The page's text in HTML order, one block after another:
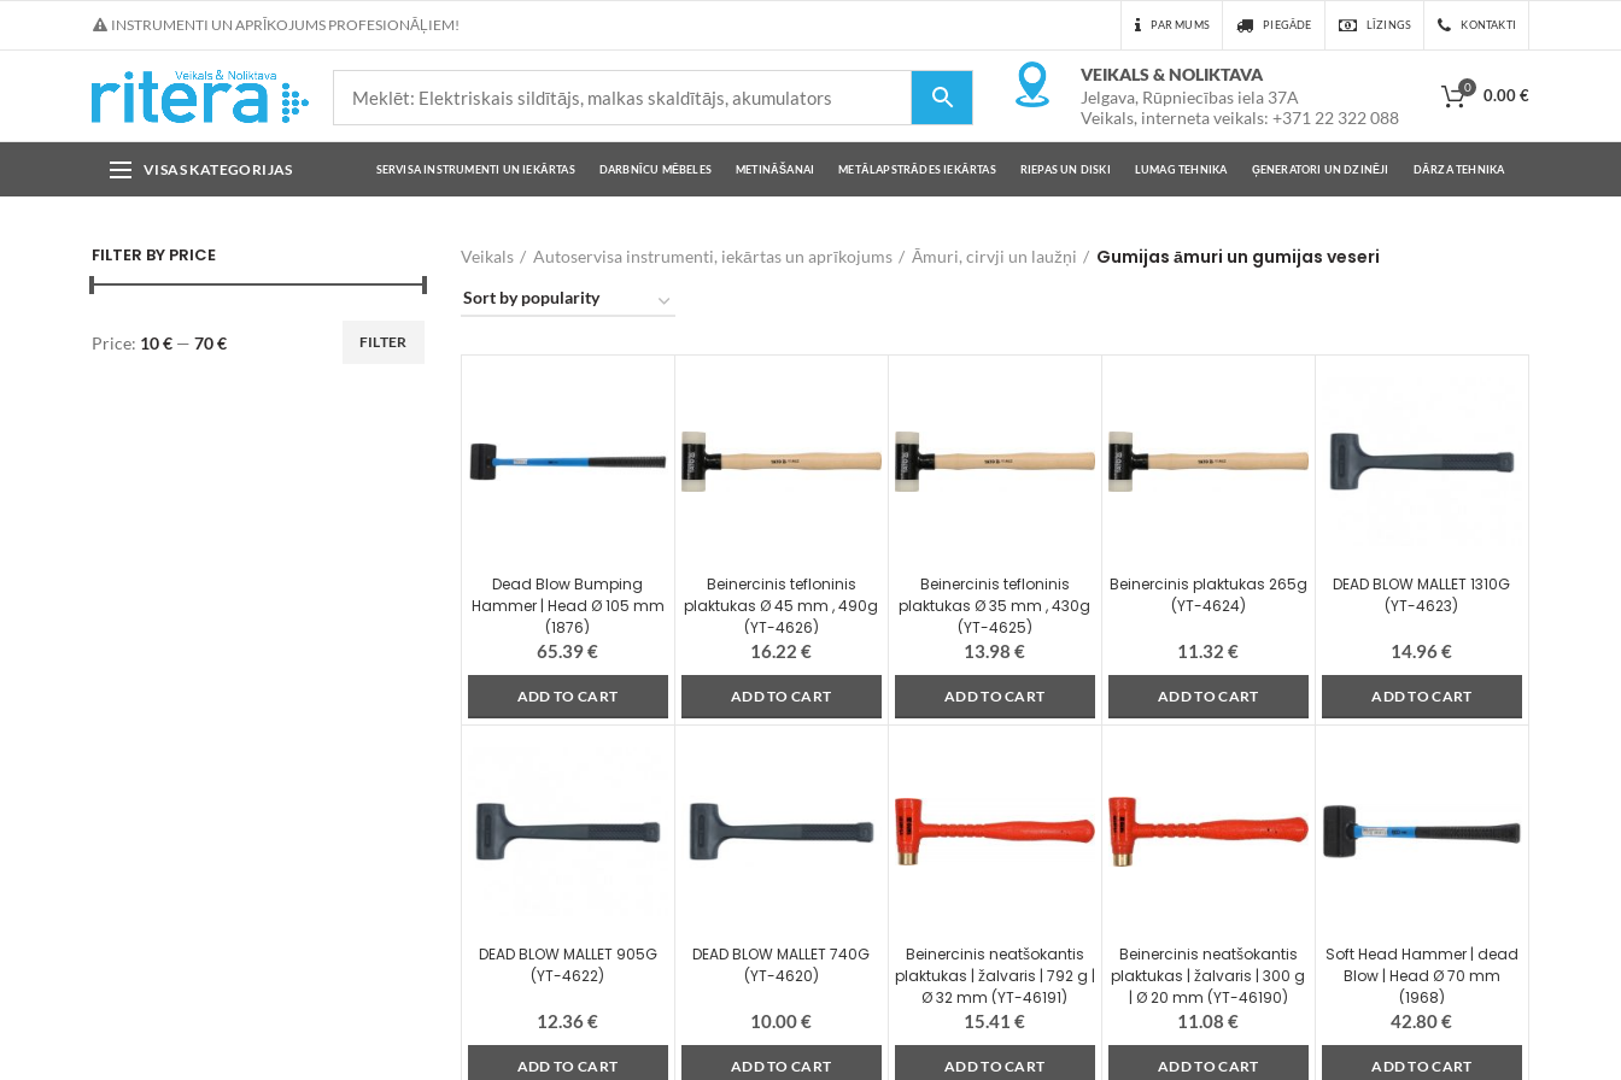
INSTRUMENTI UN APRĪKOJUMS PROFESIONĀĻIEM! PAR MUMS PIEGĀDE LĪZINGS KONTAKTI
VEIKALS & NOLIKTAVA
Jelgava, Rūpniecības iela 37A
Veikals, interneta veikals: +371 22 322 088
0 0.00€
VISAS KATEGORIJAS SERVISA INSTRUMENTI UN IEKĀRTAS DARBNĪCU MĒBELES METINĀŠANAI METĀLAPSTRĀDES IEKĀRTAS RIEPAS UN DISKI LUMAG TEHNIKA ĢENERATORI UN DZINĒJI DĀRZA TEHNIKA
Veikals Autoservisa instrumenti, iekārtas un aprīkojums Āmuri, cirvji un laužņi Gumijas āmuri un gumijas veseri
Dead Blow Bumping
Hammer | Head Ø 105 mm
(1876)
65.39€
ADD TO CART
Beinercinis tefloninis
plaktukas Ø 45 mm , 490g
(YT-4626)
16.22€
ADD TO CART
Beinercinis tefloninis
plaktukas Ø 35 mm , 430g
(YT-4625)
13.98€
ADD TO CART
Beinercinis plaktukas 265g
(YT-4624)
11.32€
ADD TO CART
DEAD BLOW MALLET 1310G
(YT-4623)
14.96€
ADD TO CART
DEAD BLOW MALLET 905G
(YT-4622)
12.36€
ADD TO CART
DEAD BLOW MALLET 740G
(YT-4620)
10.00€
ADD TO CART
Beinercinis neatšokantis
plaktukas | žalvaris | 792 g |
Ø 32 mm (YT-46191)
15.41€
ADD TO CART
Beinercinis neatšokantis
plaktukas | žalvaris | 300 g
| Ø 20 mm (YT-46190)
11.08€
ADD TO CART
Soft Head Hammer | dead
Blow | Head Ø 70 mm
(1968)
42.80€
ADD TO CART
FILTER BY PRICE
FILTER
Price: 10 € — 70 €